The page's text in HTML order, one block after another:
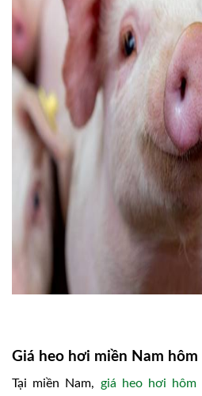
Giá heo hơi miền Nam hôm
Tại miền Nam, giá heo hơi hôm